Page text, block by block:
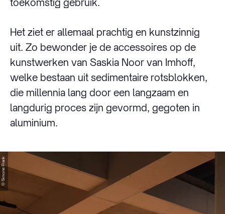
toekomstig gebruik.
Het ziet er allemaal prachtig en kunstzinnig
uit. Zo bewonder je de accessoires op de
kunstwerken van Saskia Noor van Imhoff,
welke bestaan uit sedimentaire rotsblokken,
die millennia lang door een langzaam en
langdurig proces zijn gevormd, gegoten in
aluminium.
© Simone Frank